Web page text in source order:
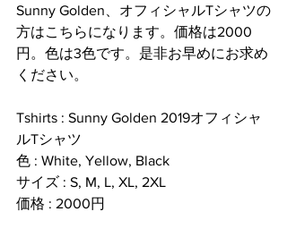
Sunny Golden、オフィシャルTシャツの
方はこちらになります。価格は2000
円。色は3色です。是非お早めにお求め
ください。
Tshirts : Sunny Golden 2019オフィシャ
ルTシャツ
色 : White, Yellow, Black
サイズ : S, M, L, XL, 2XL
価格 : 2000円